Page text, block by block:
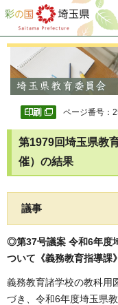
彩の国 埼玉県
ページ番号：
第1979回埼玉県教
催）の結果
議事
◎第37号議案 令和6年度
ついて《義務教育指導課
義務教育諸学校の教科用
づき、令和6年度埼玉県